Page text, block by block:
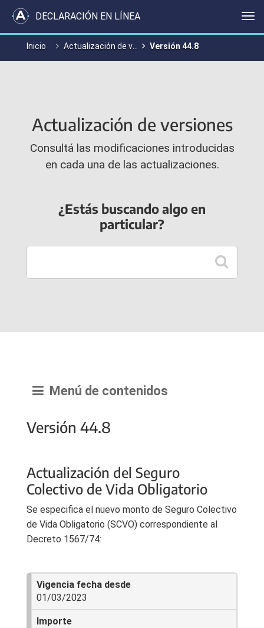
DECLARACIÓN EN LÍNEA
Inicio Actualización de versiones Versión 44.8
Actualización de versiones
Consultá las modificaciones introducidas
en cada una de las actualizaciones.
¿Estás buscando algo en
particular?
Menú de contenidos
Versión 44.8
Actualización del Seguro
Colectivo de Vida Obligatorio
Se especifica el nuevo monto de Seguro Colectivo
de Vida Obligatorio (SCVO) correspondiente al
Decreto 1567/74:
01/03/2023